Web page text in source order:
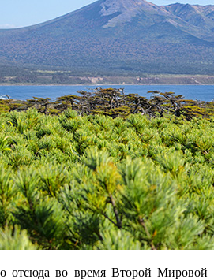
отсюда во время Второй Мировой